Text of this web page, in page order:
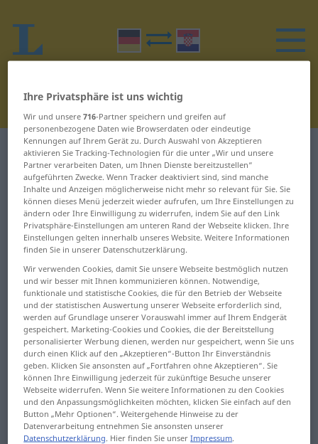
Deutsch-Kroatisch Wörterbuch M
Wörter auf Deutsch, die mit M
beginnen
…minütig ... Männchen
Männer- ... magnetisch
Magnetnadel ...
makellos
Makler ... Mangold
Maniküre ... Marionette
Marionettenregierung
... Maschinen-
Milchbart ... Milliarde
Millimeter ...
Minenwerfer
Mineral- ... Missbildung
missbilligen ...
misstrauisch
Missvergnügen ... Mitgl.
Mitglied ... Mittagessen
Ihre Privatsphäre ist uns wichtig
Wir und unsere716-Partner speichern und greifen auf
personenbezogene Daten wie Browserdaten oder eindeutige
Kennungen auf Ihrem Gerät zu. Durch Auswahl von Akzeptieren
aktivieren Sie Tracking-Technologien für die unter „Wir und unsere
Partner verarbeiten Daten, um Ihnen Dienste bereitzustellen“
aufgeführten Zwecke. Wenn Tracker deaktiviert sind, sind manche
Inhalte und Anzeigen möglicherweise nicht mehr so relevant für Sie. Sie
können dieses Menü jederzeit wieder aufrufen, um Ihre Einstellungen zu
ändern oder Ihre Einwilligung zu widerrufen, indem Sie auf den Link
Privatsphäre-Einstellungen am unteren Rand der Webseite klicken. Ihre
Einstellungen gelten innerhalb unseres Website. Weitere Informationen
finden Sie in unserer Datenschutzerklärung.
Wir verwenden Cookies, damit Sie unsere Webseite bestmöglich nutzen
und wir besser mit Ihnen kommunizieren können. Notwendige,
funktionale und statistische Cookies, die für den Betrieb der Webseite
und der statistischen Auswertung unserer Webseite erforderlich sind,
werden auf Grundlage unserer Vorauswahl immer auf Ihrem Endgerät
gespeichert. Marketing-Cookies und Cookies, die der Bereitstellung
personalisierter Werbung dienen, werden nur gespeichert, wenn Sie uns
durch einen Klick auf den „Akzeptieren“-Button Ihr Einverständnis
geben. Klicken Sie ansonsten auf „Fortfahren ohne Akzeptieren“. Sie
können Ihre Einwilligung jederzeit für zukünftige Besuche unserer
Webseite widerrufen. Wenn Sie weitere Informationen zu den Cookies
und den Anpassungsmöglichkeiten möchten, klicken Sie einfach auf den
Button „Mehr Optionen“. Weitergehende Hinweise zu der
Datenverarbeitung entnehmen Sie ansonsten unserer
Datenschutzerklärung. Hier finden Sie unserImpressum.